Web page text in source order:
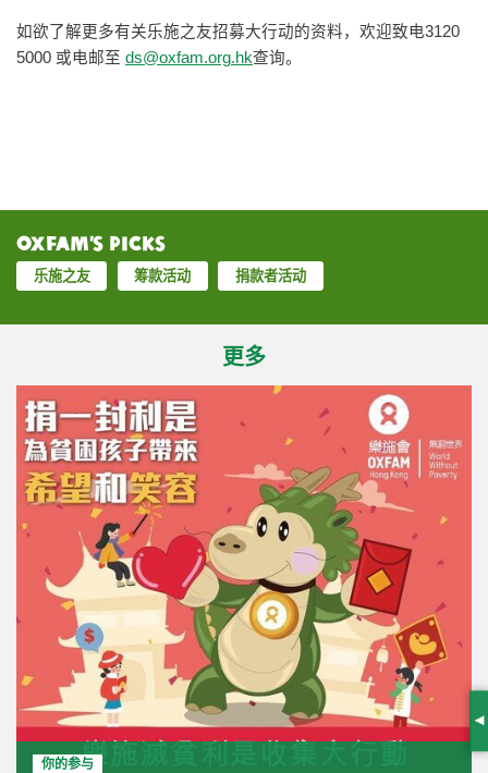
如欲了解更多有关乐施之友招募大行动的资料，欢迎致电3120
5000 或电邮至 ds@oxfam.org.hk查询。
Oxfam’s Picks
乐施之友 筹款活动 捐款者活动
更多
你的参与